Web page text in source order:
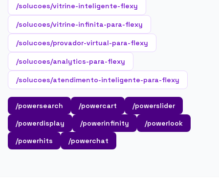
/solucoes/vitrine-inteligente-flexy
/solucoes/vitrine-infinita-para-flexy
/solucoes/provador-virtual-para-flexy
/solucoes/analytics-para-flexy
/solucoes/atendimento-inteligente-para-flexy
/powersearch /powercart
/powerslider
/powerdisplay
/powerinfinity
/powerlook
/powerhits
/powerchat